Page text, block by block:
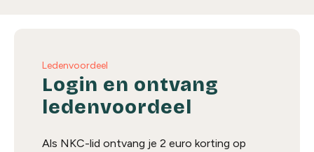
Ledenvoordeel
Login en ontvang
ledenvoordeel
Als NKC-lid ontvang je 2 euro korting op